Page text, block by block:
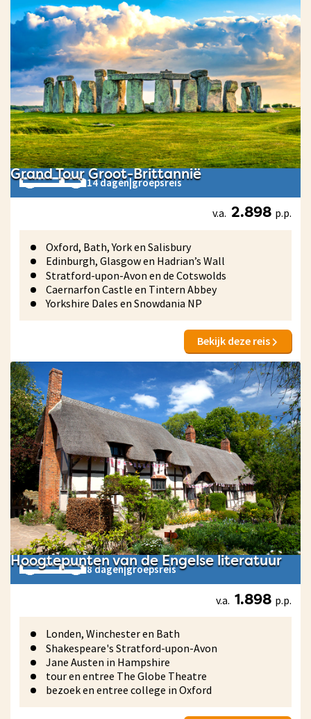
Grand Tour Groot-Brittannië
14 dagen|groepsreis
v.a. 2.898 p.p.
Oxford, Bath, York en Salisbury
Edinburgh, Glasgow en Hadrian’s Wall
Stratford-upon-Avon en de Cotswolds
Caernarfon Castle en Tintern Abbey
Yorkshire Dales en Snowdania NP
Bekijk deze reis
Hoogtepunten van de Engelse literatuur
8 dagen|groepsreis
v.a. 1.898 p.p.
Londen, Winchester en Bath
Shakespeare's Stratford-upon-Avon
Jane Austen in Hampshire
tour en entree The Globe Theatre
bezoek en entree college in Oxford